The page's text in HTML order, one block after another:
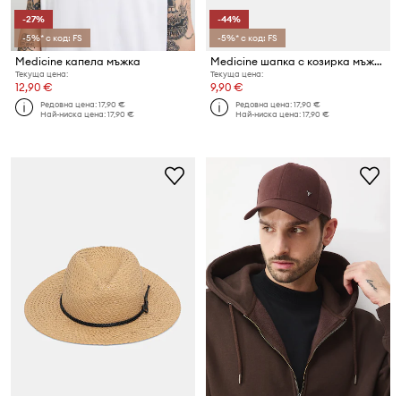
-27%
-5%* с код: FS
Medicine капела мъжка
Текуща цена:
12,90 €
Редовна цена:17,90 €
Най-ниска цена:17,90 €
-44%
-5%* с код: FS
Medicine шапка с козирка мъжка
Текуща цена:
9,90 €
Редовна цена:17,90 €
Най-ниска цена:17,90 €